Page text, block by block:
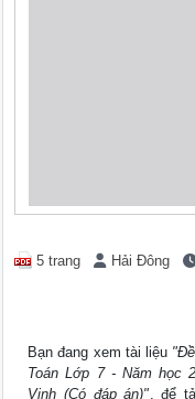
5 trang Hải Đông
Bạn đang xem tài liệu
Toán Lớp 7 - Năm học
Vinh (Có đáp án)", để